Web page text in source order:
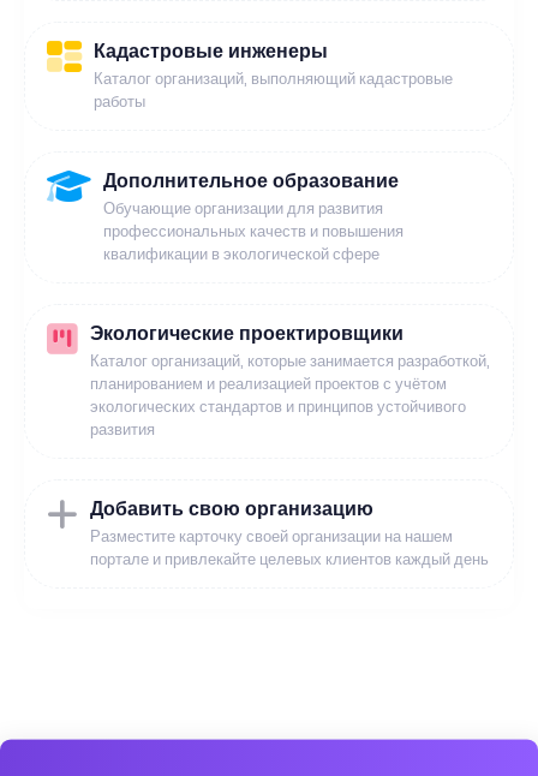
Кадастровые инженеры
Каталог организаций, выполняющий кадастровые
работы
Дополнительное образование
Обучающие организации для развития
профессиональных качеств и повышения
квалификации в экологической сфере
Экологические проектировщики
Каталог организаций, которые занимается разработкой,
планированием и реализацией проектов с учётом
экологических стандартов и принципов устойчивого
развития
Добавить свою организацию
Разместите карточку своей организации на нашем
портале и привлекайте целевых клиентов каждый день